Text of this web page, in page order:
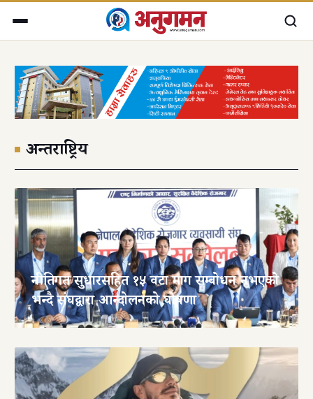
अन्तराष्ट्रिय
नीतिगत सुधारसहित १५ वटा माग सम्बोधन नभएको
भन्दै संघद्वारा आन्दोलनको घोषणा